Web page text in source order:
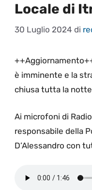
Locale di
30 Luglio 2024 di
è imminente e la
chiusa tutta la
Ai microfoni di
responsabile della
D’Alessandro con